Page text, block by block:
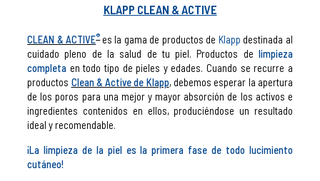
KLAPP CLEAN & ACTIVE
CLEAN & ACTIVE® es la gama de productos de Klapp destinada al
cuidado pleno de la salud de tu piel. Productos de limpieza
completa en todo tipo de pieles y edades. Cuando se recurre a
productos Clean & Active de Klapp, debemos esperar la apertura
de los poros para una mejor y mayor absorción de los activos e
ingredientes contenidos en ellos, produciéndose un resultado
ideal y recomendable.
¡La limpieza de la piel es la primera fase de todo lucimiento
cutáneo!